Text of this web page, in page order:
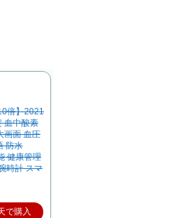
倍】2021
血中酸素
画面 血圧
防水
健康管理
時計 スマ
で購入